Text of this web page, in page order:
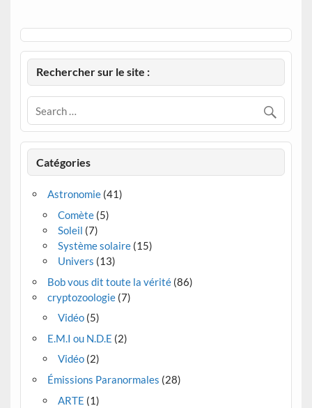
Rechercher sur le site :
Catégories
Astronomie(41)
Comète(5)
Soleil (7)
Système solaire(15)
Univers (13)
Bob vous dit toute la vérité(86)
cryptozoologie(7)
Vidéo(5)
E.M.I ou N.D.E (2)
Vidéo(2)
Émissions Paranormales (28)
ARTE (1)